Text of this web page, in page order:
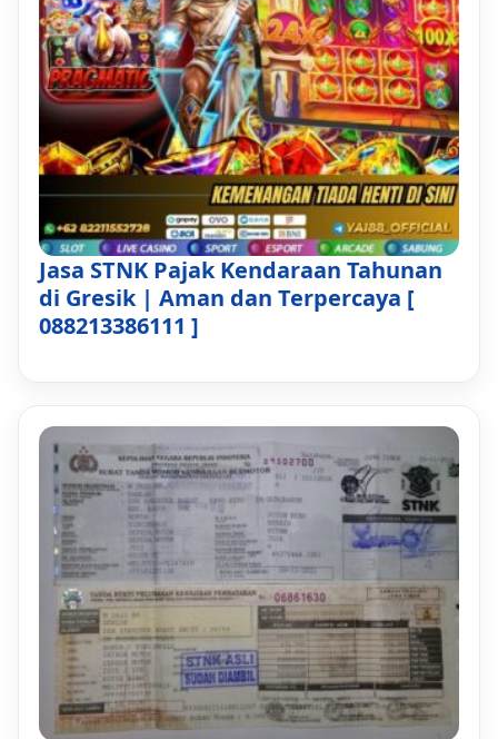
Jasa STNK Pajak Kendaraan Tahunan
di Gresik | Aman dan Terpercaya [
088213386111 ]